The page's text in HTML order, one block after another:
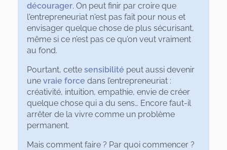
décourager. On peut finir par croire que
l'entrepreneuriat n'est pas fait pour nous et
envisager quelque chose de plus sécurisant,
même si ce n’est pas ce qu’on veut vraiment
au fond.
Pourtant, cette sensibilité peut aussi devenir
une vraie force dans l’entrepreneuriat :
créativité, intuition, empathie, envie de créer
quelque chose qui a du sens… Encore faut-il
arrêter de la vivre comme un problème
permanent.
Mais comment faire ? Par quoi commencer ?